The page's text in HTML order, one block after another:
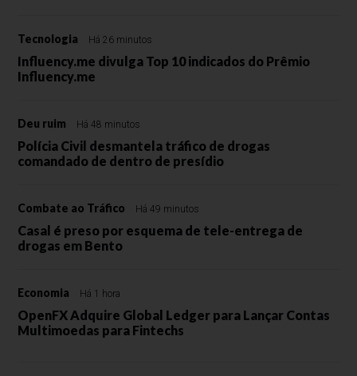
Tecnologia Há 26 minutos
Influency.me divulga Top 10 indicados do Prêmio
Influency.me
Deu ruim Há 48 minutos
Polícia Civil desmantela tráfico de drogas
comandado de dentro de presídio
Combate ao Tráfico Há 49 minutos
Casal é preso por esquema de tele-entrega de
drogas em Bento
Economia Há 1 hora
OpenFX Adquire Global Ledger para Lançar Contas
Multimoedas para Fintechs